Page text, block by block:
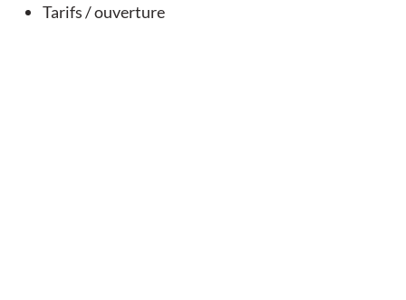
Tarifs / ouverture